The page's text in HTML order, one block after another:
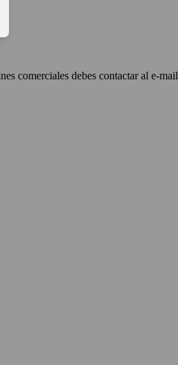
comerciales debes contactar al e-mail